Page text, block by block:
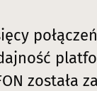
została